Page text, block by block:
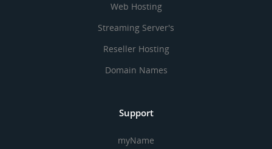
Web Hosting
Streaming Server's
Reseller Hosting
Domain Names
Support
myName